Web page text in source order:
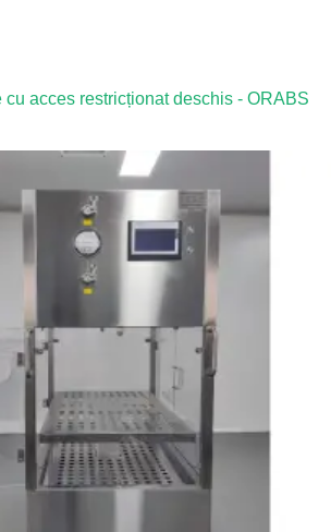
cu acces restricționat deschis - ORABS